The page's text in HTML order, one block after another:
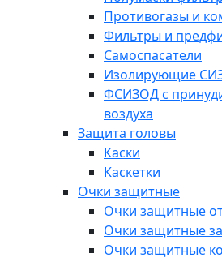
Противогазы и
Фильтры и
Самоспасатели
Изолирующие
ФСИЗОД с
воздуха
Защита головы
Каски
Каскетки
Очки защитные
Очки защитные
Очки защитные
Очки защитные